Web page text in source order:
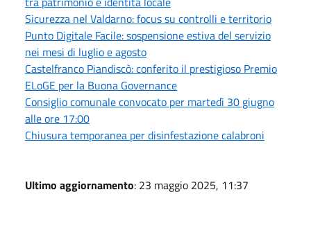
Sicurezza nel Valdarno: focus su controlli e territorio
Punto Digitale Facile: sospensione estiva del servizio
nei mesi di luglio e agosto
Castelfranco Piandiscò: conferito il prestigioso Premio
ELoGE per la Buona Governance
Consiglio comunale convocato per martedì 30 giugno
alle ore 17:00
Chiusura temporanea per disinfestazione calabroni
Ultimo aggiornamento: 23 maggio 2025, 11:37